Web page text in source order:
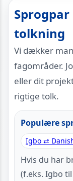
tolkning
Vi dækker
fagområder.
eller dit
rigtige tolk.
Populære
Igbo ⇄
Hvis du har
(f.eks. Igbo